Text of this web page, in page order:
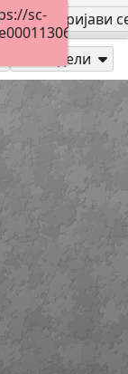
се Пријави
Подели
sc-